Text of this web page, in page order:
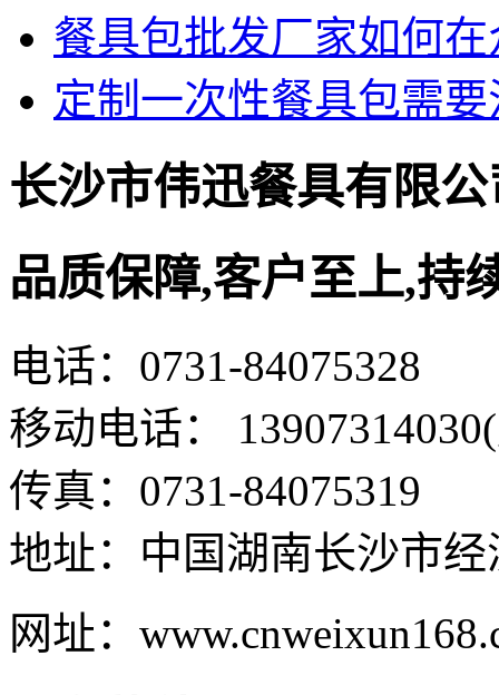
餐具包批发厂家如何
定制一次性餐具包需
长沙市伟迅餐具有限公
品质保障,客户至上,持
电话：0731-84075328
移动电话：
传真：0731-84075319
地址：中国湖南长沙市
网址：